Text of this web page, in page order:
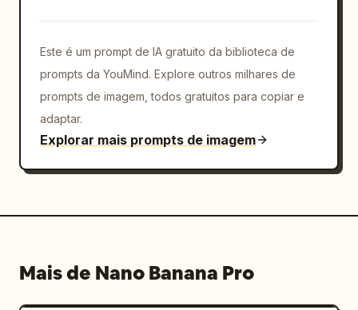
Este é um prompt de IA gratuito da biblioteca de
prompts da YouMind. Explore outros milhares de
prompts de imagem, todos gratuitos para copiar e
adaptar.
Explorar mais prompts de imagem
Mais de Nano Banana Pro